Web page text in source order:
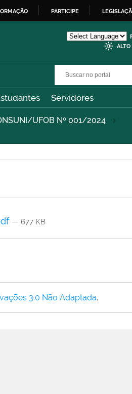
PARTICIPE
ALTO
Servidores
UFOB Nº 001/2024
— 677 KB
3.0 Não Adaptada.